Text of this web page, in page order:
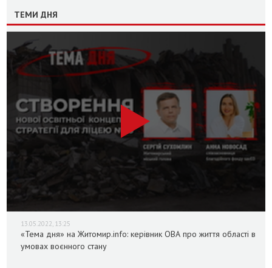
ТЕМИ ДНЯ
13.05.2022, 13:25
«Тема дня» на Житомир.info: керівник ОВА про життя області в
умовах воєнного стану